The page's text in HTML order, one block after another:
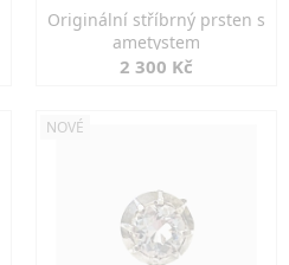
Originální stříbrný prsten s
ametystem
2 300 Kč
NOVÉ